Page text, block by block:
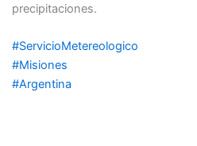
precipitaciones.
#ServicioMetereologico
#Misiones
#Argentina